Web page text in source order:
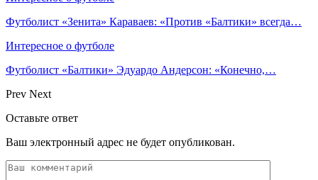
Футболист «Зенита» Караваев: «Против «Балтики» всегда…
Интересное о футболе
Футболист «Балтики» Эдуардо Андерсон: «Конечно,…
Prev Next
Оставьте ответ
Ваш электронный адрес не будет опубликован.